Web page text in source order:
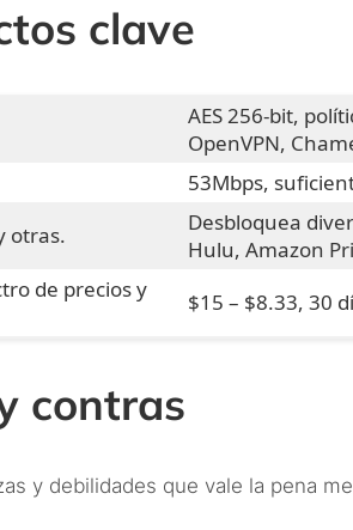
clave
AES 256-bit,
OpenVPN,
53Mbps,
otras.
Desbloquea
Hulu, Amazon
de precios y
$15 – $8.33, 30
contras
y debilidades que vale la pena